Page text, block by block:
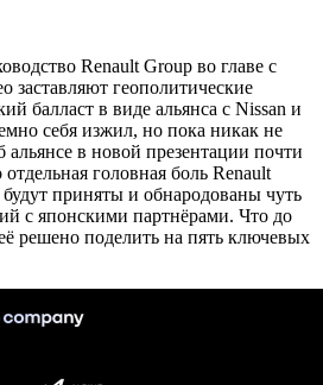
Renault Group во главе с
заставляют геополитические
балласт в виде альянса с Nissan и
себя изжил, но пока никак не
альянсе в новой презентации почти
головная боль Renault
приняты и обнародованы чуть
с японскими партнёрами. Что до
решено поделить на пять ключевых